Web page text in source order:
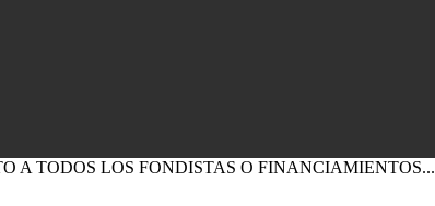
A TODOS LOS FONDISTAS O FINANCIAMIENTOS...